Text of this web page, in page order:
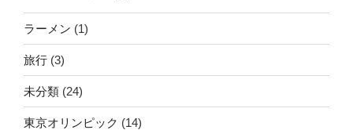
ラーメン (1)
旅行 (3)
未分類 (24)
東京オリンピック (14)